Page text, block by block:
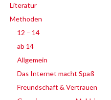
Literatur
Methoden
12 – 14
ab 14
Allgemein
Das Internet macht Spaß
Freundschaft & Vertrauen